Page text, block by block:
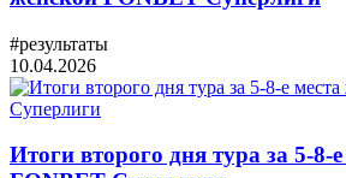
#результаты
10.04.2026
Итоги второго дня тура за 5-8-